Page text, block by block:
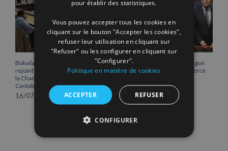
Boluda Corporación Marítima
rejoint l’Assemblée plénière de
la Chambre de commerce de
Cantabrie
16/07/2026
Vicente Boluda Fos distingué
par la Chambre de commerce
12/06/2026
pour établir des statistiques.
Vous pouvez accepter tous les cookies en
cliquant sur le bouton "Accepter les cookies",
refuser leur utilisation en cliquant sur
"Refuser" ou les configurer en cliquant sur
"Configurer".
Politique en matière de cookies
ACCEPTER REFUSER
CONFIGURER